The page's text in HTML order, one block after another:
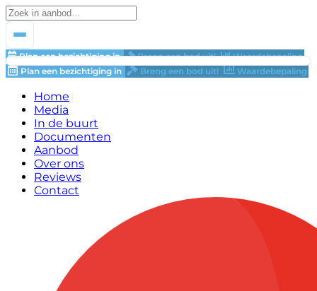
Plan een bezichtiging in Breng een bod uit!
Waardebepaling
Plan een bezichtiging in
Breng een bod uit! Waardebepaling
Home
Media
In de buurt
Documenten
Aanbod
Over ons
Reviews
Contact